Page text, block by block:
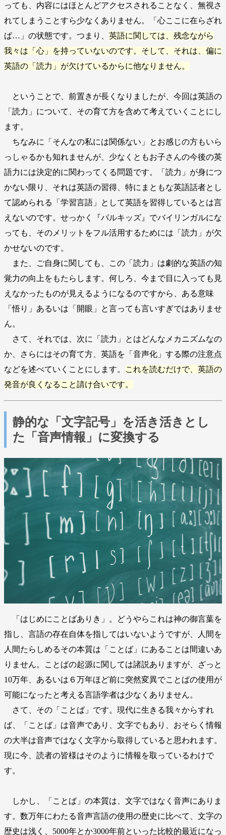
っても、内容にはほとんどアクセスされることなく、無視さ
れてしまうことすら少なくありません。「心ここに在らざれ
ば…」の状態です。つまり、 英語に関しては、残念ながら
我々は「心」を持っていないのです。そして、それは、偏に
英語の「読力」が欠けているからに他なりません。
ということで、前置きが長くなりましたが、今回は英語の
「読力」について、その育て方を含めて考えていくことにし
ます。
ちなみに「そんなの私には関係ない」とお感じの方もいら
っしゃるかも知れませんが、少なくともお子さんの今後の英
語力には決定的に関わってくる問題です。「読力」が身につ
かない限り、それは英語の習得、特にまともな英語話者とし
て認められる「学習言語」として英語を習得しているとは言
えないのです。せっかく『パルキッズ』でバイリンガルにな
っても、そのメリットをフル活用するためには「読力」が欠
かせないのです。
また、ご自身に関しても、この「読力」は劇的な英語の知
覚力の向上をもたらします。何しろ、今まで目に入っても見
えなかったものが見えるようになるのですから、ある意味
「悟り」あるいは「開眼」と言っても言いすぎではありませ
ん。
さて、それでは、次に「読力」とはどんなメカニズムなの
か、さらにはその育て方、英語を「音声化」する際の注意点
などを述べていくことにします。
これを読むだけで、英語の
発音が良くなること請け合いです。
静的な「文字記号」を活き活きとし
た「音声情報」に変換する
「はじめにことばありき」。どうやらこれは神の御言葉を
指し、言語の存在自体を指してはいないようですが、人間を
人間たらしめるその本質は「ことば」にあることは間違いあ
りません。ことばの起源に関しては諸説ありますが、ざっと
10万年、あるいは６万年ほど前に突然変異でことばの使用が
可能になったと考える言語学者は少なくありません。
さて、その「ことば」です。現代に生きる我々からすれ
ば、「ことば」は音声であり、文字でもあり、おそらく情報
の大半は音声ではなく文字から取得していると思われます。
現に今、読者の皆様はそのように情報を取っているわけで
す。
しかし、「ことば」の本質は、文字ではなく音声にありま
す。数万年にわたる音声言語の使用の歴史に比べて、文字の
歴史は浅く、5000年とか3000年前といった比較的最近になっ